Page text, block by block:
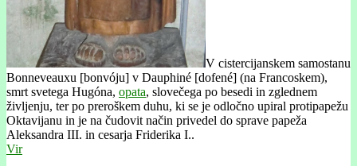
V cistercijanskem samostanu
Bonneveauxu [bonvóju] v Dauphiné [dofené] (na Francoskem),
smrt svetega Hugóna, opata, slovečega po besedi in zglednem
življenju, ter po preroškem duhu, ki se je odločno upiral protipapežu
Oktavijanu in je na čudovit način privedel do sprave papeža
Aleksandra III. in cesarja Friderika I..
Vir